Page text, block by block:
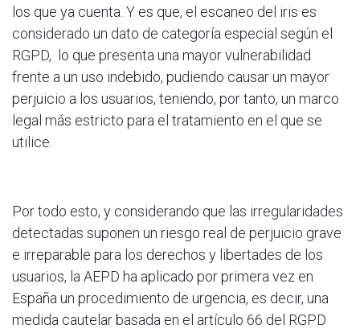
los que ya cuenta. Y es que, el escaneo del iris es
considerado un dato de categoría especial según el
RGPD, lo que presenta una mayor vulnerabilidad
frente a un uso indebido, pudiendo causar un mayor
perjuicio a los usuarios, teniendo, por tanto, un marco
legal más estricto para el tratamiento en el que se
utilice.
Por todo esto, y considerando que las irregularidades
detectadas suponen un riesgo real de perjuicio grave
e irreparable para los derechos y libertades de los
usuarios, la AEPD ha aplicado por primera vez en
España un procedimiento de urgencia, es decir, una
medida cautelar basada en el artículo 66 del RGPD